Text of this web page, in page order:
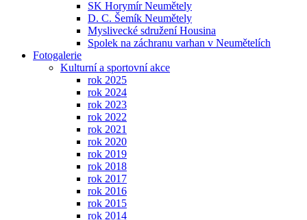
SK Horymír Neumětely
D. C. Šemík Neumětely
Myslivecké sdružení Housina
Spolek na záchranu varhan v Neumětelích
Fotogalerie
Kulturní a sportovní akce
rok 2025
rok 2024
rok 2023
rok 2022
rok 2021
rok 2020
rok 2019
rok 2018
rok 2017
rok 2016
rok 2015
rok 2014